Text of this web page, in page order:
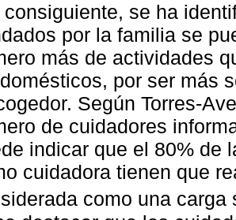
consiguiente, se ha
por la familia se
más de actividades
por ser más
Según Torres-
de cuidadores
indicar que el 80% de
cuidadora tienen que
como una carga